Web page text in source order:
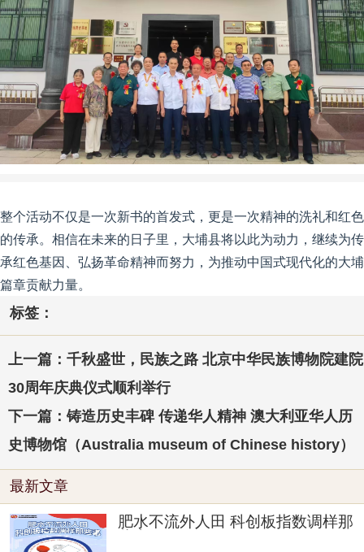
整个活动不仅是一次新书的首发式，更是一次精神的洗礼和红色
的传承。相信在未来的日子里，大埔县将以此为动力，继续为传
承红色基因、弘扬革命精神而努力，为推动中国式现代化的大埔
篇章贡献力量。
标签：
上一篇：千秋盛世，民族之路 北京中华民族博物院建院
30周年庆典仪式顺利举行
下一篇：铸造历史丰碑 传递华人精神 澳大利亚华人历
史博物馆（Australia museum of Chinese history）
最新文章
肥水不流外人田 科创板指数调样那